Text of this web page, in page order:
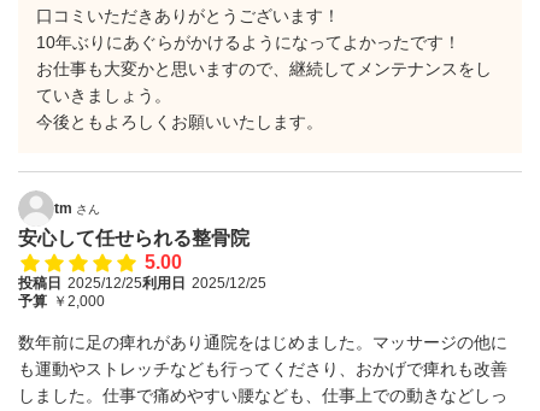
口コミいただきありがとうございます！
10年ぶりにあぐらがかけるようになってよかったです！
お仕事も大変かと思いますので、継続してメンテナンスをし
ていきましょう。
今後ともよろしくお願いいたします。
tm さん
安心して任せられる整骨院
5.00
投稿日 2025/12/25利用日 2025/12/25
予算 ￥2,000
数年前に足の痺れがあり通院をはじめました。マッサージの他に
も運動やストレッチなども行ってくださり、おかげで痺れも改善
しました。仕事で痛めやすい腰なども、仕事上での動きなどしっ